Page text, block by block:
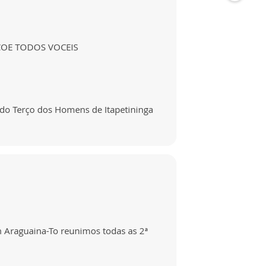
TODOS VOCEIS
Terço dos Homens de Itapetininga
To reunimos todas as 2ª